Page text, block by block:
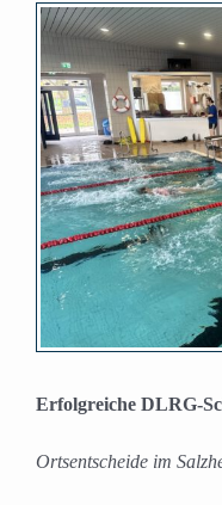
Zeige
grösseres
Bild
Erfolgreiche DLRG-
Ortsentscheide im